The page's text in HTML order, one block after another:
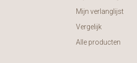
Mijn verlanglijst
Vergelijk
Alle producten